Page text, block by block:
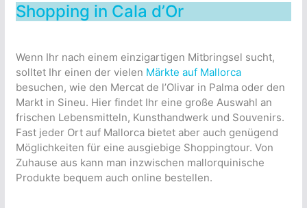
Shopping in Cala d’Or
Wenn Ihr nach einem einzigartigen Mitbringsel sucht,
solltet Ihr einen der vielen Märkte auf Mallorca
besuchen, wie den Mercat de l’Olivar in Palma oder den
Markt in Sineu. Hier findet Ihr eine große Auswahl an
frischen Lebensmitteln, Kunsthandwerk und Souvenirs.
Fast jeder Ort auf Mallorca bietet aber auch genügend
Möglichkeiten für eine ausgiebige Shoppingtour. Von
Zuhause aus kann man inzwischen mallorquinische
Produkte bequem auch online bestellen.